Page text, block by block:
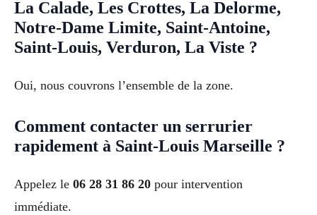
La Calade, Les Crottes, La Delorme,
Notre-Dame Limite, Saint-Antoine,
Saint-Louis, Verduron, La Viste ?
Oui, nous couvrons l’ensemble de la zone.
Comment contacter un serrurier
rapidement à Saint-Louis Marseille ?
Appelez le 06 28 31 86 20 pour intervention
immédiate.